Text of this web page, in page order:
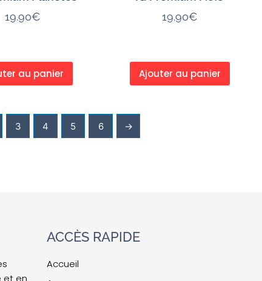
19.90€
au panier
19.90€
Ajouter au panier
3 4 5 6 →
et en
ACCÈS RAPIDE
Accueil